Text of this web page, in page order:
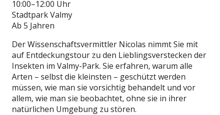
10:00–12:00 Uhr
Stadtpark Valmy
Ab 5 Jahren
Der Wissenschaftsvermittler Nicolas nimmt Sie mit
auf Entdeckungstour zu den Lieblingsverstecken der
Insekten im Valmy-Park. Sie erfahren, warum alle
Arten – selbst die kleinsten – geschützt werden
müssen, wie man sie vorsichtig behandelt und vor
allem, wie man sie beobachtet, ohne sie in ihrer
natürlichen Umgebung zu stören.